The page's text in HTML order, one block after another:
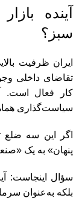
آینده
سبز؟
تقاضای داخلی
کار فعال است.
سیاست‌گذاری
اگر این سه ضلع
پنهان» به یک
سؤال اینجاست:
بلکه به‌عنوان